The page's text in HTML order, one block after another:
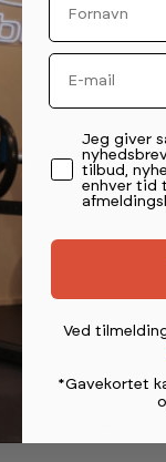
USA.
vejer
Email
Permission
Jeg giver
tilbud,
enhver tid
Ved
*Gavekortet